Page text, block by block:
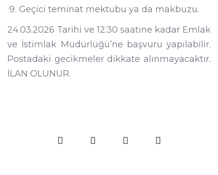
Geçici teminat mektubu ya da makbuzu.
24.03.2026 Tarihi ve 12:30 saatine kadar Emlak
ve İstimlak Müdürlüğü’ne başvuru yapılabilir.
Postadaki gecikmeler dikkate alınmayacaktır.
İLAN OLUNUR.